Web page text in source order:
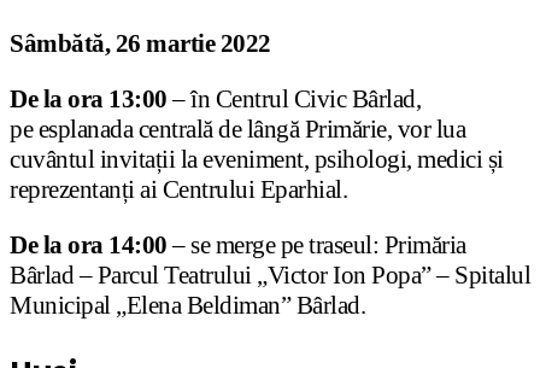
Sâmbătă, 26 martie 2022
De la ora 13:00– în Centrul Civic Bârlad,
pe esplanada centrală de lângă Primărie, vor lua
cuvântul invitații la eveniment, psihologi, medici și
reprezentanți ai Centrului Eparhial.
De la ora 14:00– se merge pe traseul: Primăria
Bârlad – Parcul Teatrului „Victor Ion Popa” – Spitalul
Municipal „Elena Beldiman” Bârlad.